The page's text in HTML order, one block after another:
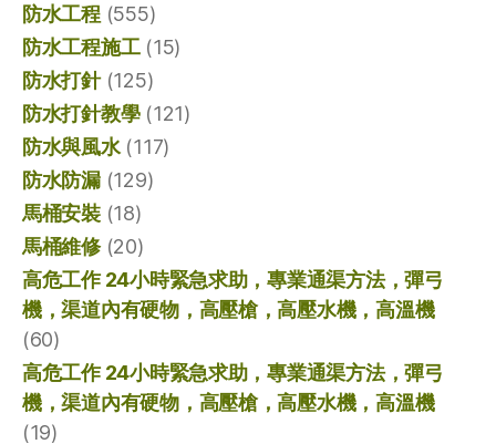
防水工程(555)
防水工程施工(15)
防水打針(125)
防水打針教學(121)
防水與風水(117)
防水防漏(129)
馬桶安裝(18)
馬桶維修(20)
高危工作 24小時緊急求助，專業通渠方法，彈弓
機，渠道內有硬物，高壓槍，高壓水機，高溫機
(60)
高危工作 24小時緊急求助，專業通渠方法，彈弓
機，渠道內有硬物，高壓槍，高壓水機，高溫機
(19)